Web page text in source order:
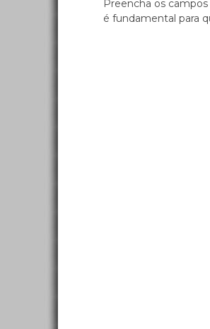
Preencha os
é fundamental para